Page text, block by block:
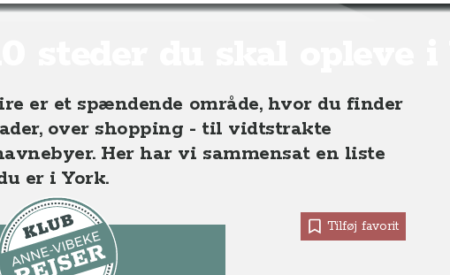
er et spændende område, hvor du finder
over shopping - til vidtstrakte
Her har vi sammensat en liste
er i York.
Tilføj favorit